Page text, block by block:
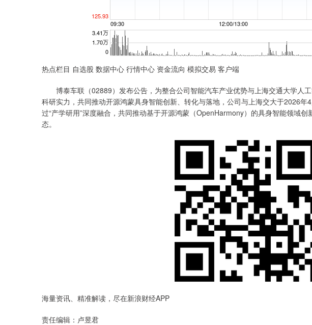
热点栏目 自选股 数据中心 行情中心 资金流向 模拟交易 客户端
博泰车联（02889）发布公告，为整合公司智能汽车产业优势与上海交通大学人
科研实力，共同推动开源鸿蒙具身智能创新、转化与落地，公司与上海交大于2026年
过“产学研用”深度融合，共同推动基于开源鸿蒙（OpenHarmony）的具身智能领域
态。
海量资讯、精准解读，尽在新浪财经APP
责任编辑：卢昱君